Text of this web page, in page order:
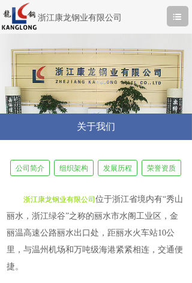
浙江康龙钢业有限公司
关于我们
公司简介 组织架构 发展历程 荣誉资质
浙江康龙钢业有限公司 位于浙江省境内有“秀山
丽水，浙江绿谷”之称的丽水市水阁工业区，金
丽温高速公路丽水出口处，距丽水火车站10公
里，与温州机场和万吨级海港紧紧相连，交通便
捷。